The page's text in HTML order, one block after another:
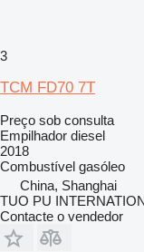
3
TCM FD70 7T
Preço sob consulta
Empilhador diesel
2018
Combustível gasóleo
China, Shanghai
TUO PU
Contacte o vendedor